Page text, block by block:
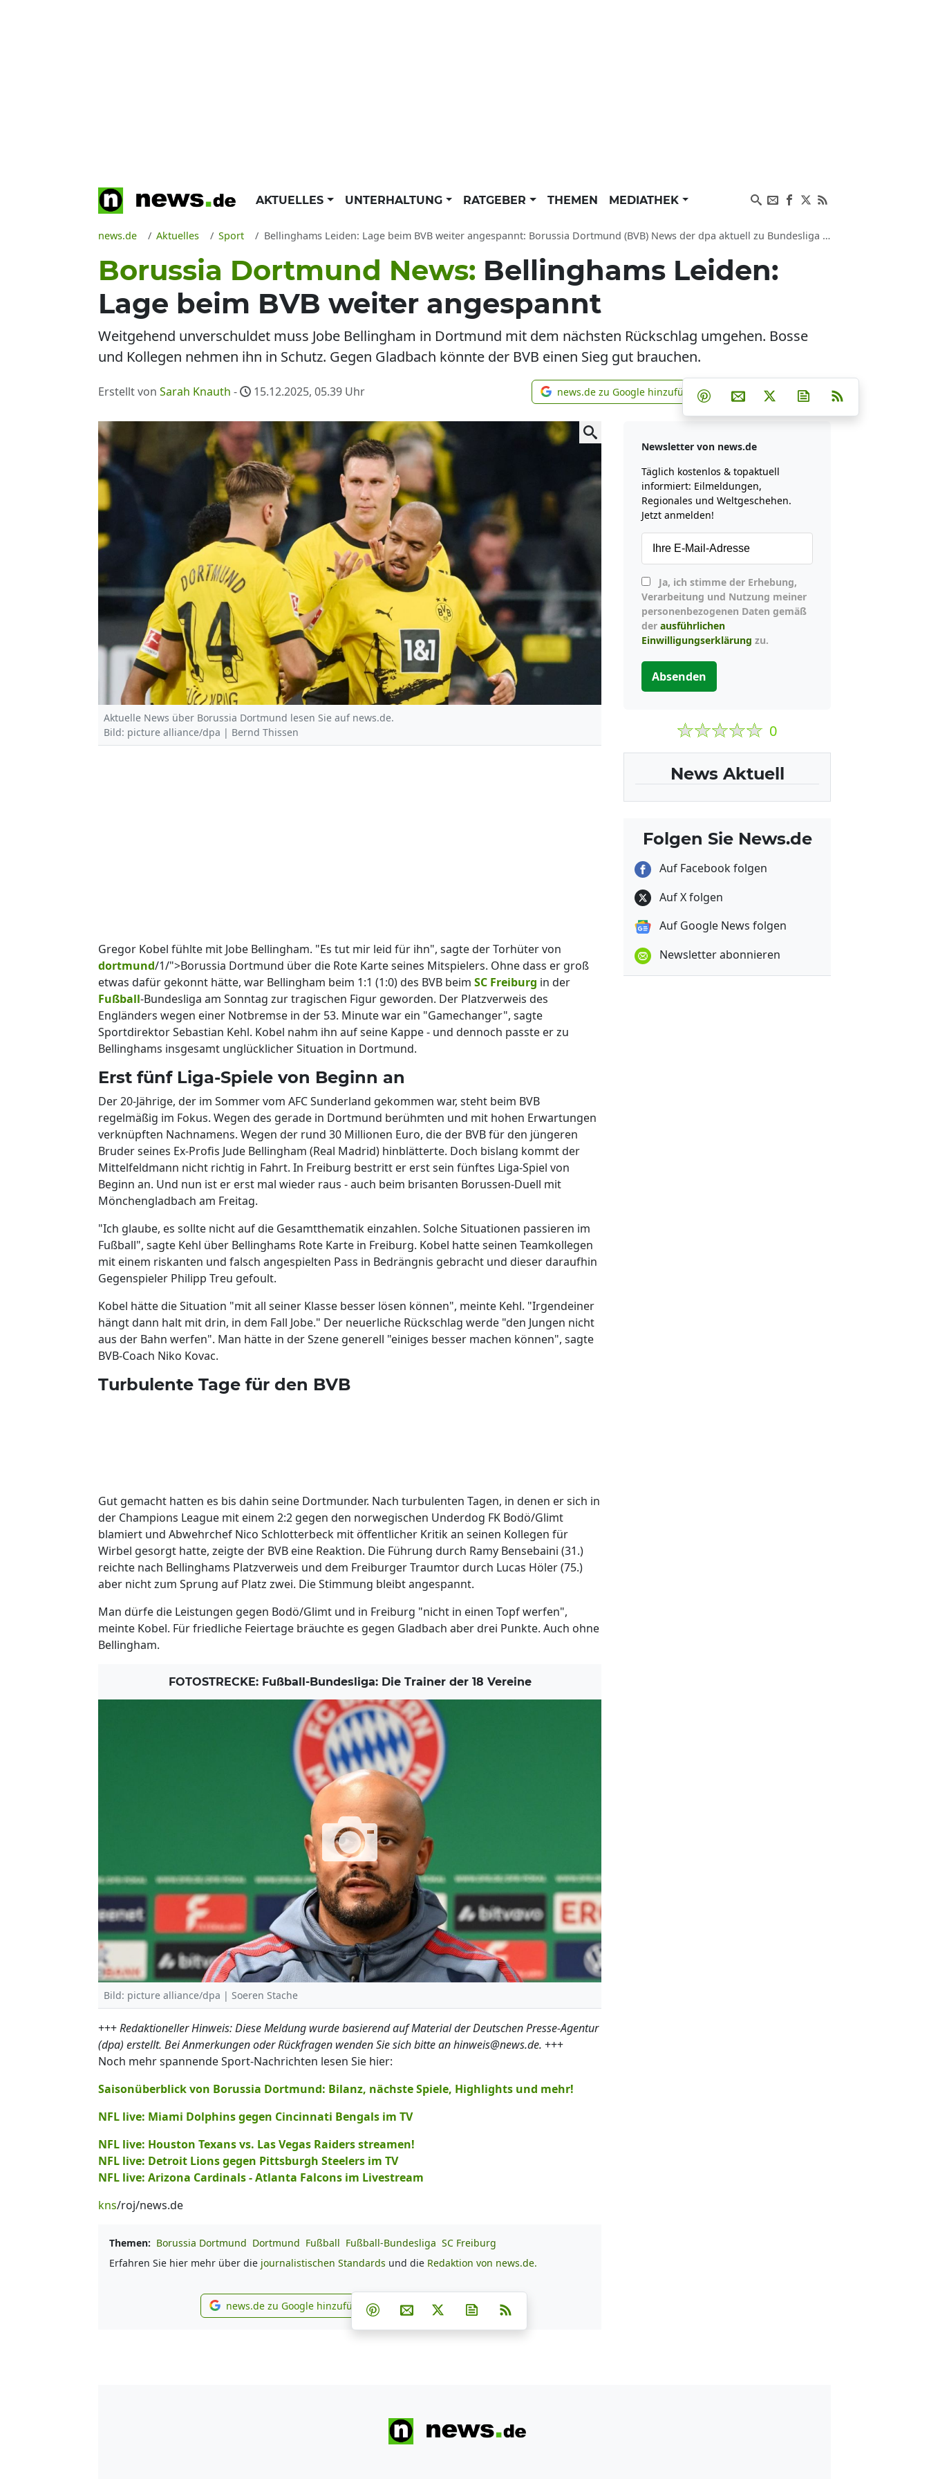
AKTUELLES UNTERHALTUNG RATGEBER THEMEN MEDIATHEK
news.de Aktuelles Sport Bellinghams Leiden: Lage beim BVB weiter angespannt: Borussia Dortmund (BVB) News der dpa aktuell zu Bundesliga und SC Freiburg
Borussia Dortmund News: Bellinghams Leiden:
Lage beim BVB weiter angespannt
Weitgehend unverschuldet muss Jobe Bellingham in Dortmund mit dem nächsten Rückschlag umgehen. Bosse
und Kollegen nehmen ihn in Schutz. Gegen Gladbach könnte der BVB einen Sieg gut brauchen.
Erstellt von Sarah Knauth - 15.12.2025, 05.39 Uhr news.de zu Google hinzufügen
news.de zu Google hinzufügen Teilen auf Facebook
Teilen auf Whatsapp
Teilen auf Telegram
Teilen auf Pinterest
Per E-Mail teilen
Post auf XNewsletter
Aktuelle News über Borussia Dortmund lesen Sie auf news.de.
Bild: picture alliance/dpa | Bernd Thissen
Gregor Kobel fühlte mit Jobe Bellingham. "Es tut mir leid für ihn", sagte der Torhüter von
dortmund/1/">Borussia Dortmund über die Rote Karte seines Mitspielers. Ohne dass er groß
etwas dafür gekonnt hätte, war Bellingham beim 1:1 (1:0) des BVB beim SC Freiburg in der
Fußball-Bundesliga am Sonntag zur tragischen Figur geworden. Der Platzverweis des
Engländers wegen einer Notbremse in der 53. Minute war ein "Gamechanger", sagte
Sportdirektor Sebastian Kehl. Kobel nahm ihn auf seine Kappe - und dennoch passte er zu
Bellinghams insgesamt unglücklicher Situation in Dortmund.
Erst fünf Liga-Spiele von Beginn an
Der 20-Jährige, der im Sommer vom AFC Sunderland gekommen war, steht beim BVB
regelmäßig im Fokus. Wegen des gerade in Dortmund berühmten und mit hohen Erwartungen
verknüpften Nachnamens. Wegen der rund 30 Millionen Euro, die der BVB für den jüngeren
Bruder seines Ex-Profis Jude Bellingham (Real Madrid) hinblätterte. Doch bislang kommt der
Mittelfeldmann nicht richtig in Fahrt. In Freiburg bestritt er erst sein fünftes Liga-Spiel von
Beginn an. Und nun ist er erst mal wieder raus - auch beim brisanten Borussen-Duell mit
Mönchengladbach am Freitag.
"Ich glaube, es sollte nicht auf die Gesamtthematik einzahlen. Solche Situationen passieren im
Fußball", sagte Kehl über Bellinghams Rote Karte in Freiburg. Kobel hatte seinen Teamkollegen
mit einem riskanten und falsch angespielten Pass in Bedrängnis gebracht und dieser daraufhin
Gegenspieler Philipp Treu gefoult.
Kobel hätte die Situation "mit all seiner Klasse besser lösen können", meinte Kehl. "Irgendeiner
hängt dann halt mit drin, in dem Fall Jobe." Der neuerliche Rückschlag werde "den Jungen nicht
aus der Bahn werfen". Man hätte in der Szene generell "einiges besser machen können", sagte
BVB-Coach Niko Kovac.
Turbulente Tage für den BVB
Gut gemacht hatten es bis dahin seine Dortmunder. Nach turbulenten Tagen, in denen er sich in
der Champions League mit einem 2:2 gegen den norwegischen Underdog FK Bodö/Glimt
blamiert und Abwehrchef Nico Schlotterbeck mit öffentlicher Kritik an seinen Kollegen für
Wirbel gesorgt hatte, zeigte der BVB eine Reaktion. Die Führung durch Ramy Bensebaini (31.)
reichte nach Bellinghams Platzverweis und dem Freiburger Traumtor durch Lucas Höler (75.)
aber nicht zum Sprung auf Platz zwei. Die Stimmung bleibt angespannt.
Man dürfe die Leistungen gegen Bodö/Glimt und in Freiburg "nicht in einen Topf werfen",
meinte Kobel. Für friedliche Feiertage bräuchte es gegen Gladbach aber drei Punkte. Auch ohne
Bellingham.
FOTOSTRECKE: Fußball-Bundesliga: Die Trainer der 18 Vereine
Bild: picture alliance/dpa | Soeren Stache
+++Redaktioneller Hinweis: Diese Meldung wurde basierend auf Material der Deutschen Presse-Agentur
(dpa) erstellt. Bei Anmerkungen oder Rückfragen wenden Sie sich bitte an hinweis@news.de. +++
Noch mehr spannende Sport-Nachrichten lesen Sie hier:
Saisonüberblick von Borussia Dortmund: Bilanz, nächste Spiele, Highlights und mehr!
NFL live: Miami Dolphins gegen Cincinnati Bengals im TV
NFL live: Houston Texans vs. Las Vegas Raiders streamen!
NFL live: Detroit Lions gegen Pittsburgh Steelers im TV
NFL live: Arizona Cardinals - Atlanta Falcons im Livestream
kns/roj/news.de
Themen: Borussia Dortmund Dortmund Fußball Fußball-Bundesliga SC Freiburg
Erfahren Sie hier mehr über die journalistischen Standards und die Redaktion von news.de.
news.de zu Google hinzufügen
news.de zu Google hinzufügen Teilen auf Facebook
Teilen auf Whatsapp
Teilen auf Telegram
Teilen auf Pinterest
Per E-Mail teilen
Post auf XNewsletter abonnieren
Newsletter von news.de
Täglich kostenlos & topaktuell
informiert: Eilmeldungen,
Regionales und Weltgeschehen.
Jetzt anmelden!
Verarbeitung und Nutzung meiner
personenbezogenen Daten gemäß
der ausführlichen
Einwilligungserklärung zu.
Absenden
0
News Aktuell
Folgen Sie News.de
Auf Facebook folgen
Auf X folgen
Auf Google News folgen
Newsletter abonnieren